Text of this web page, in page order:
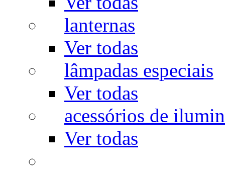
lanternas
Ver todas
lâmpadas especiais
Ver todas
acessórios de
Ver todas